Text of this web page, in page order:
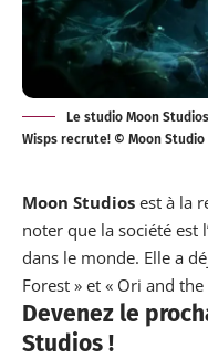
Le studio Moon
Wisps recrute! © Moon Studio
Moon Studios est à la
noter que la société est
dans le monde. Elle a
Forest » et « Ori and
Devenez le
Studios !